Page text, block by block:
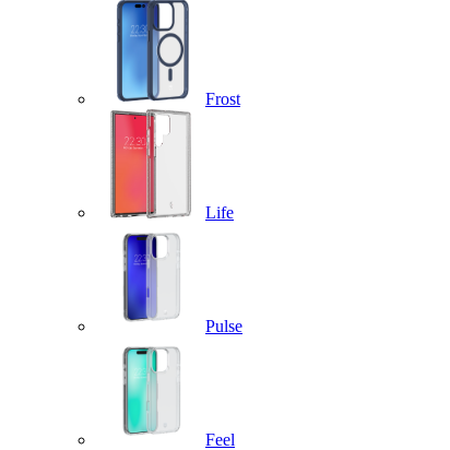
Frost
Life
Pulse
Feel